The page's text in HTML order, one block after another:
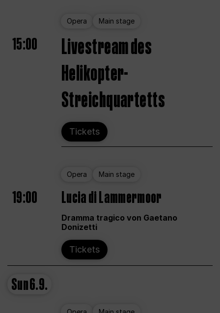
Opera Main stage
15:00
Livestream des
Helikopter-
Streichquartetts
Tickets
Opera Main stage
19:00 Lucia di Lammermoor
Dramma tragico von Gaetano
Donizetti
Tickets
Sun6.9.